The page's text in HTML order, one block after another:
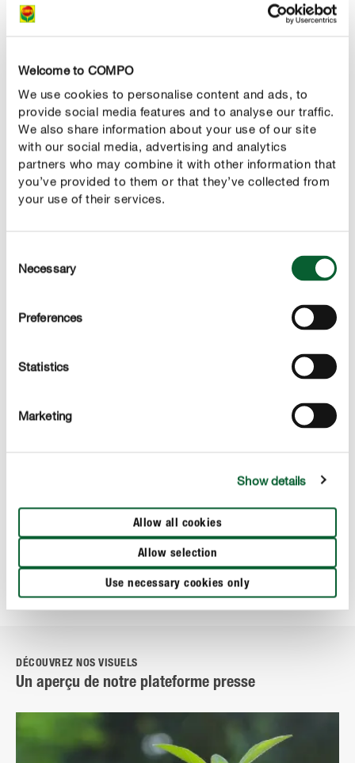
Welcome to COMPO
We use cookies to personalise content and ads, to
provide social media features and to analyse our traffic.
We also share information about your use of our site
with our social media, advertising and analytics
partners who may combine it with other information that
you’ve provided to them or that they’ve collected from
your use of their services.
Selection
Necessary
Preferences
Statistics
Marketing
Show details
Allow all cookies
Allow selection
Use necessary cookies only
Fortes réductions d’émissions de CO2 grâce à l’excellence du
Aalter, avril 2023. L’écologie est fortement ancrée dans
souhaitent traiter au mieux leurs plantes, tout en proté…
MONTRER PLUS
DÉCOUVREZ NOS VISUELS
Un aperçu de notre plateforme presse